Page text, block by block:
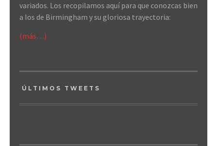
variados. Los recopilamos aquí para que conozcas bien
a los de Birmingham y su gloriosa trayectoria:
(más…)
ÚLTIMOS TWEETS